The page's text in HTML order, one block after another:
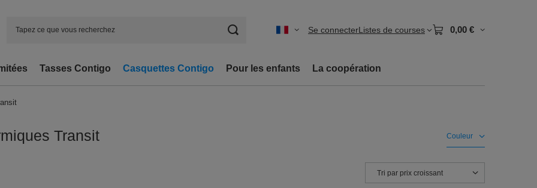
Se connecterListes de courses 0,00 €
Tasses Contigo Casquettes Contigo Pour les enfants La coopération
Transit Couleur
Zmień sortowanie
Tri par prix croissant